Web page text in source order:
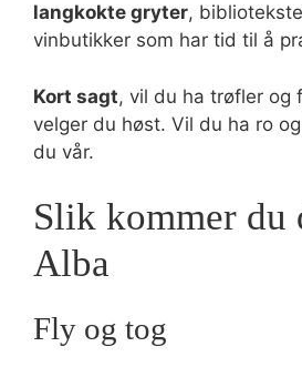
langkokte gryter,
vinbutikker som har tid til å
Kort sagt, vil du ha trøfler og
velger du høst. Vil du ha ro
du vår.
Slik kommer du
Alba
Fly og tog